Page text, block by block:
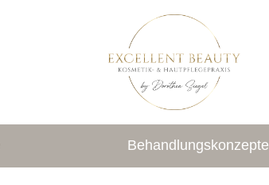
Behandlungskonzepte